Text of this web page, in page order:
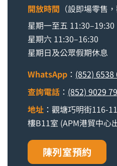
開放時間 （設即場零售
星期一至五 11:30–19:30
星期六 11:30–16:30
星期日及公眾假期休息
WhatsApp ： (852) 6538
查詢電話 ： (852) 9029
地址 ：觀塘巧明街116-
樓B11室 (APM港貿中心
陳列室預約